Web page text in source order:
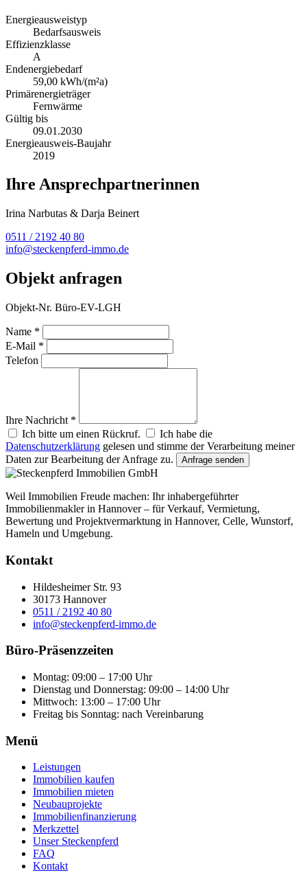
Energieausweistyp
Bedarfsausweis
Effizienzklasse
A
Endenergiebedarf
59,00 kWh/(m²a)
Primärenergieträger
Fernwärme
Gültig bis
09.01.2030
Energieausweis-Baujahr
2019
Ihre Ansprechpartnerinnen
Irina Narbutas & Darja Beinert
0511 / 2192 40 80
info@steckenpferd-immo.de
Objekt anfragen
Objekt-Nr. Büro-EV-LGH
Name *
E-Mail *
Telefon
Ihre Nachricht *
Ich bitte um einen Rückruf.
Ich habe die
Datenschutzerklärung gelesen und stimme der Verarbeitung meiner
Daten zur Bearbeitung der Anfrage zu.
Anfrage senden
Weil Immobilien Freude machen: Ihr inhabergeführter
Immobilienmakler in Hannover – für Verkauf, Vermietung,
Bewertung und Projektvermarktung in Hannover, Celle, Wunstorf,
Hameln und Umgebung.
Kontakt
Hildesheimer Str. 93
30173 Hannover
0511 / 2192 40 80
info@steckenpferd-immo.de
Büro-Präsenzzeiten
Montag: 09:00 – 17:00 Uhr
Dienstag und Donnerstag: 09:00 – 14:00 Uhr
Mittwoch: 13:00 – 17:00 Uhr
Freitag bis Sonntag: nach Vereinbarung
Menü
Leistungen
Immobilien kaufen
Immobilien mieten
Neubauprojekte
Immobilienfinanzierung
Merkzettel
Unser Steckenpferd
FAQ
Kontakt